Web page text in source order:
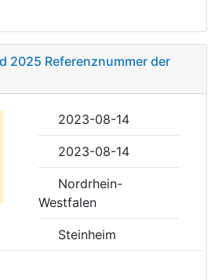
2025 Referenznummer der
2023-08-14
2023-08-14
Nordrhein-
Westfalen
Steinheim